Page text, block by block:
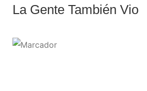
La Gente También Vio